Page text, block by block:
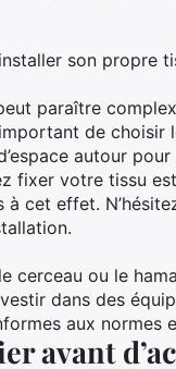
son propre
paraître
de
autour
fixer votre tissu
à cet effet.
cerceau ou le
dans des
aux normes
avant